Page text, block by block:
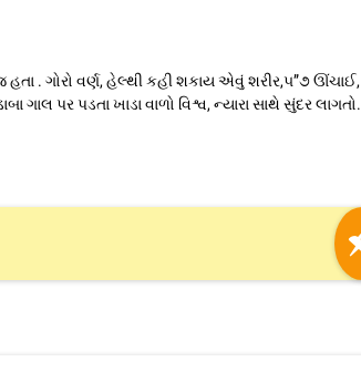
. ગોરો વર્ણ, હેલ્થી કહી શકાય એવું શરીર,૫”૭ ઊંચાઈ,
પર પડતા ખાડા વાળો વિશ્વ, ન્યારા સાથે સુંદર